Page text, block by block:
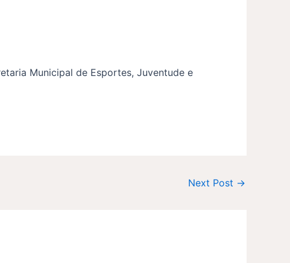
Municipal de Esportes, Juventude e
Next Post →